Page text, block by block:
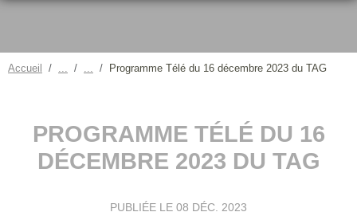
Accueil Programme Télé du 16 décembre 2023 du TAG
PROGRAMME TÉLÉ DU 16
DÉCEMBRE 2023 DU TAG
PUBLIÉE LE 08 DÉC. 2023